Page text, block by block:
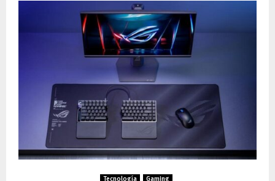
Tecnología Gaming